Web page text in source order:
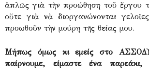
ἁπλῶς γιὰ τὴν προώθηση τοῦ ἔργου
οὔτε γιὰ νὰ διοργανώνονται
προωθοῦν τὴν μούρη τῆς θείας μου.
Μήπως όμως κι εμείς στο
παίρνουμε, είμαστε ένα